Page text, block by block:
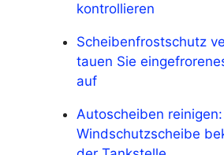
kontrollieren
Scheibenfrostschutz
tauen Sie
auf
Autoscheiben
Windschutzscheibe